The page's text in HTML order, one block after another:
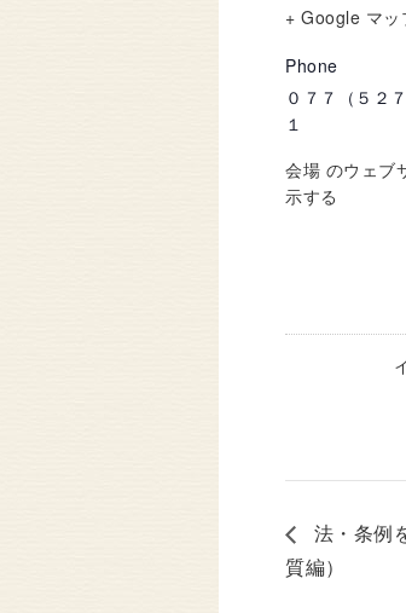
+ Google マッ
Phone
０７７（５２
１
会場 のウェブ
示する
法・条例
質編）